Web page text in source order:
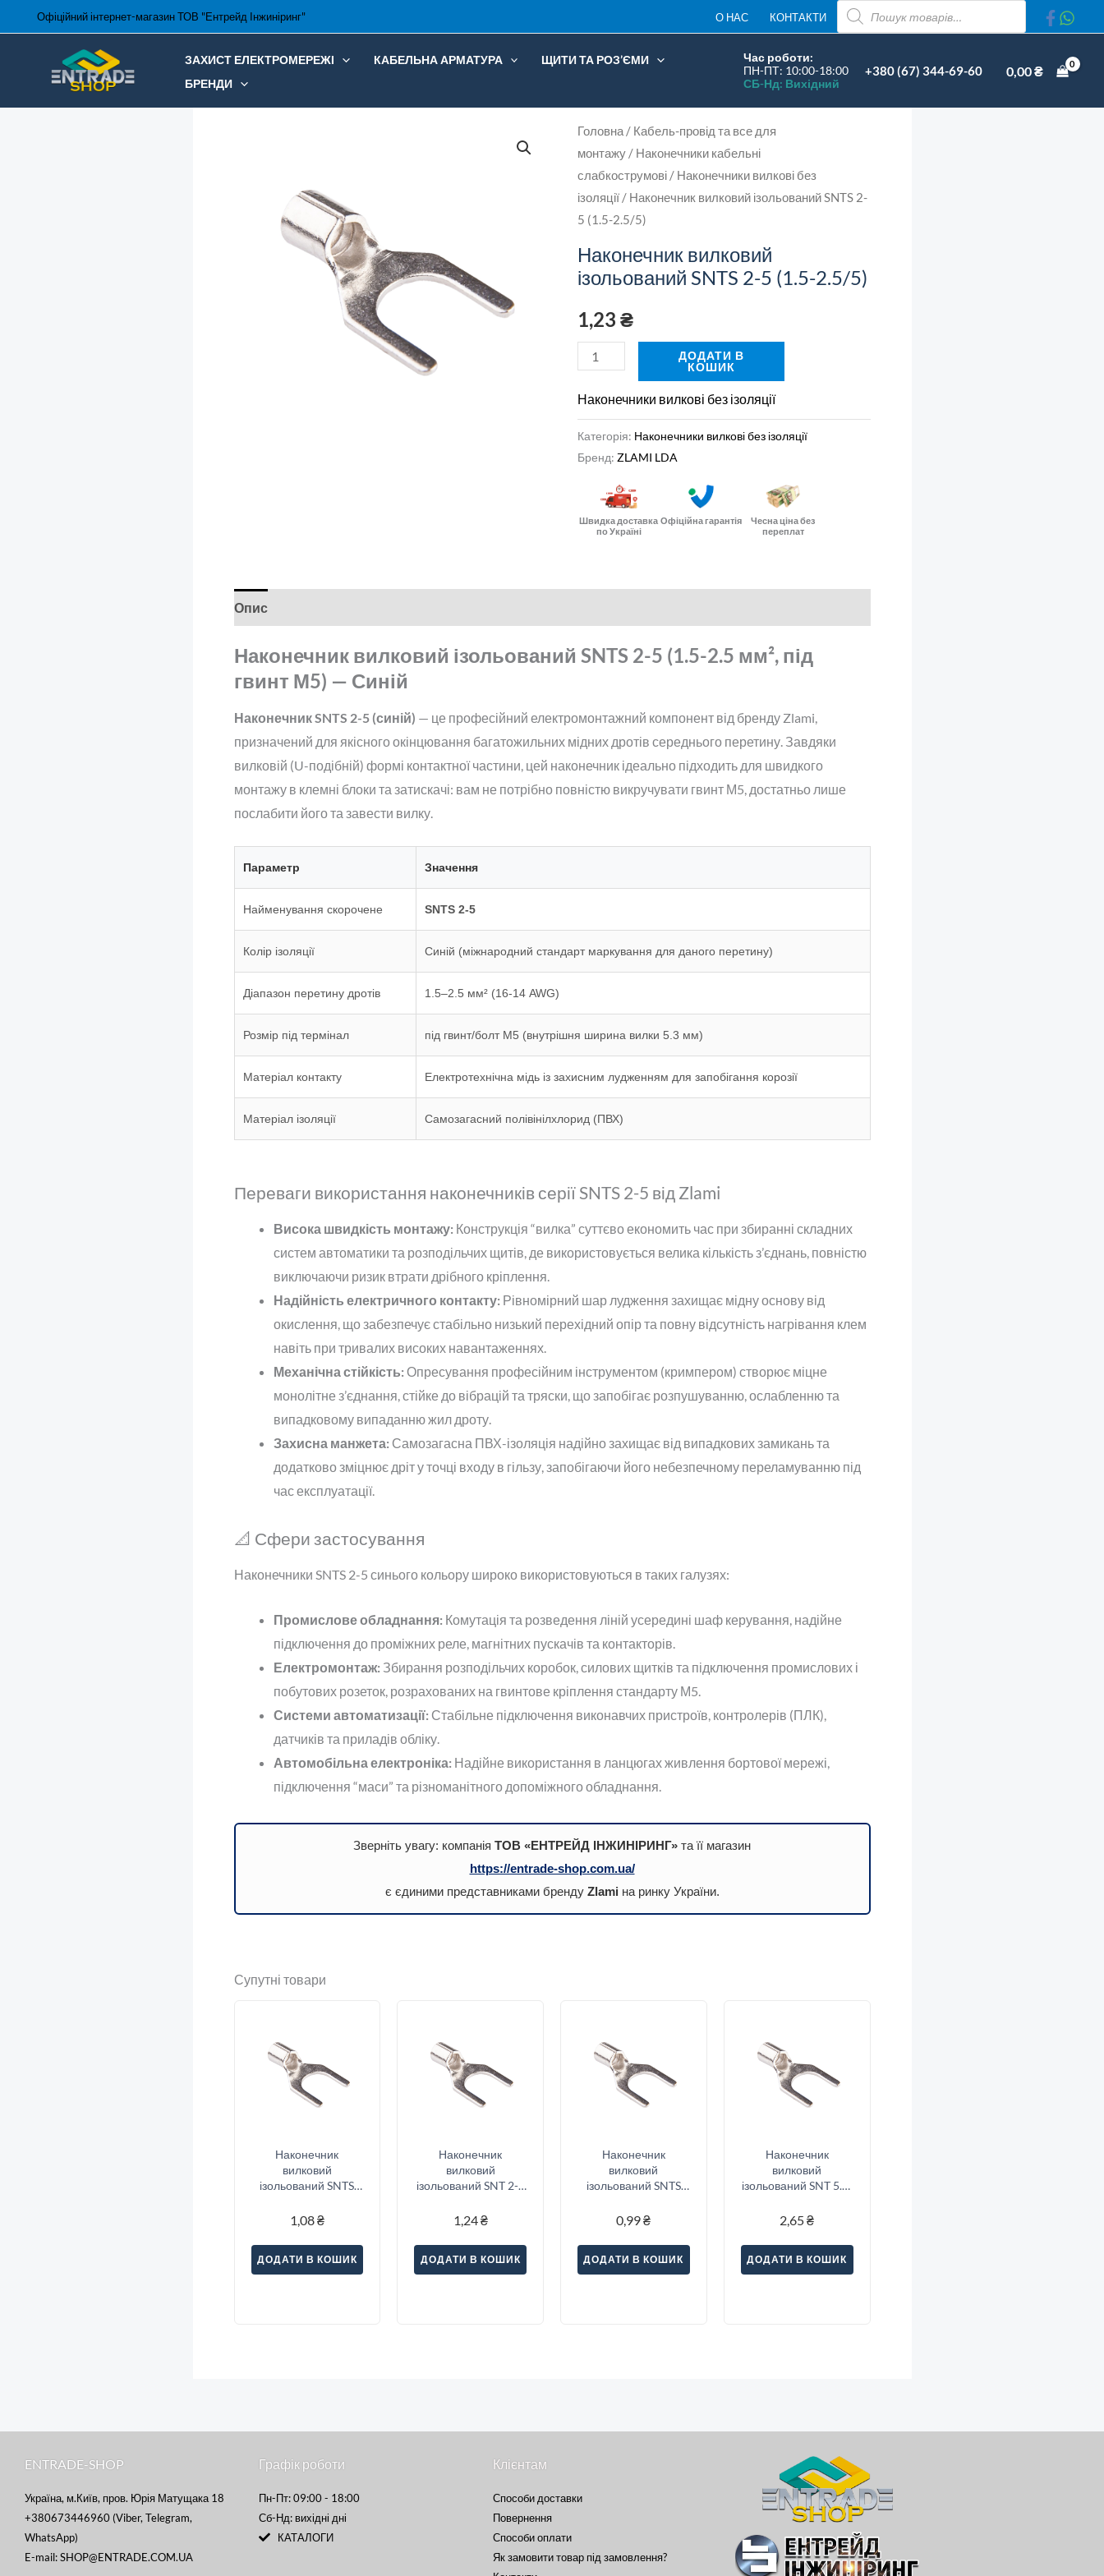
Перейти
до
Офіційний інтернет-магазин ТОВ "Ентрейд Інжиніринг" О НАС КОНТАКТИ
ПОШУК
ТОВАРІВ
ЗАХИСТ ЕЛЕКТРОМЕРЕЖІ КАБЕЛЬНА АРМАТУРА
ЩИТИ ТА РОЗ’ЄМИ
БРЕНДИ
Час роботи:
ПН-ПТ: 10:00-18:00
СБ-Нд: Вихідний
+380 (67) 344-69-60 0,00₴
Головна / Кабель-провід та все для
монтажу / Наконечники кабельні
слабкострумові / Наконечники вилкові без
ізоляції / Наконечник вилковий ізольований SNTS 2-
5 (1.5-2.5/5)
Наконечник вилковий
ізольований SNTS 2-5 (1.5-2.5/5)
1,23 ₴
Наконечник
вилковий
ізольований
SNTS
2-
5
(1.5-
кількість
ДОДАТИ В
КОШИК
Наконечники вилкові без ізоляції
Категорія: Наконечники вилкові без ізоляції
Бренд: ZLAMI LDA
Швидка доставка
по Україні
Офіційна гарантія
Чесна ціна без
переплат
Опис
Наконечник вилковий ізольований SNTS 2-5 (1.5-2.5 мм², під
гвинт М5) — Синій
Наконечник SNTS 2-5 (синій) — це професійний електромонтажний компонент від бренду Zlami,
призначений для якісного окінцювання багатожильних мідних дротів середнього перетину. Завдяки
вилковій (U-подібній) формі контактної частини, цей наконечник ідеально підходить для швидкого
монтажу в клемні блоки та затискачі: вам не потрібно повністю викручувати гвинт М5, достатньо лише
послабити його та завести вилку.
Параметр Значення
Найменування скорочене SNTS 2-5
Колір ізоляції Синій (міжнародний стандарт маркування для даного перетину)
Діапазон перетину дротів 1.5–2.5 мм² (16-14 AWG)
Розмір під термінал під гвинт/болт М5 (внутрішня ширина вилки 5.3 мм)
Матеріал контакту Електротехнічна мідь із захисним лудженням для запобігання корозії
Матеріал ізоляції Самозагасний полівінілхлорид (ПВХ)
Переваги використання наконечників серії SNTS 2-5 від Zlami
Висока швидкість монтажу: Конструкція “вилка” суттєво економить час при збиранні складних
систем автоматики та розподільчих щитів, де використовується велика кількість з’єднань, повністю
виключаючи ризик втрати дрібного кріплення.
Надійність електричного контакту: Рівномірний шар лудження захищає мідну основу від
окислення, що забезпечує стабільно низький перехідний опір та повну відсутність нагрівання клем
навіть при тривалих високих навантаженнях.
Механічна стійкість: Опресування професійним інструментом (кримпером) створює міцне
монолітне з’єднання, стійке до вібрацій та тряски, що запобігає розпушуванню, ослабленню та
випадковому випаданню жил дроту.
Захисна манжета: Самозагасна ПВХ-ізоляція надійно захищає від випадкових замикань та
додатково зміцнює дріт у точці входу в гільзу, запобігаючи його небезпечному переламуванню під
час експлуатації.
📐 Сфери застосування
Наконечники SNTS 2-5 синього кольору широко використовуються в таких галузях:
Промислове обладнання: Комутація та розведення ліній усередині шаф керування, надійне
підключення до проміжних реле, магнітних пускачів та контакторів.
Електромонтаж: Збирання розподільчих коробок, силових щитків та підключення промислових і
побутових розеток, розрахованих на гвинтове кріплення стандарту М5.
Системи автоматизації: Стабільне підключення виконавчих пристроїв, контролерів (ПЛК),
датчиків та приладів обліку.
Автомобільна електроніка: Надійне використання в ланцюгах живлення бортової мережі,
підключення “маси” та різноманітного допоміжного обладнання.
Зверніть увагу: компанія ТОВ «ЕНТРЕЙД ІНЖИНІРИНГ» та її магазин
https://entrade-shop.com.ua/
є єдиними представниками бренду Zlami на ринку України.
Супутні товари
Наконечник
вилковий
ізольований SNTS
1,08₴
ДОДАТИ В КОШИК
Наконечник
вилковий
ізольований SNT 2-3
1,24₴
ДОДАТИ В КОШИК
Наконечник
вилковий
ізольований SNTS
0,99₴
ДОДАТИ В КОШИК
Наконечник
вилковий
ізольований SNT 5.5-
2,65₴
ДОДАТИ В КОШИК
ENTRADE-SHOP
Україна, м.Київ, пров. Юрія Матущака 18
+380673446960 (Viber, Telegram,
WhatsApp)
E-mail: SHOP@ENTRADE.COM.UA
Графік роботи
Пн-Пт: 09:00 - 18:00
Сб-Нд: вихідні дні
КАТАЛОГИ
Клієнтам
Способи доставки
Повернення
Способи оплати
Як замовити товар під замовлення?
SNTS